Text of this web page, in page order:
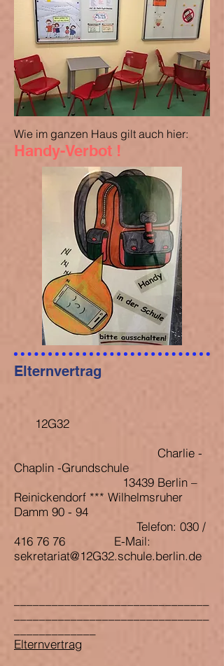
Wie im ganzen Haus gilt auch hier:
Handy-Verbot !
Elternvertrag
12G32
Charlie -
Chaplin -Grundschule
13439 Berlin –
Reinickendorf *** Wilhelmsruher
Damm 90 - 94
Telefon: 030 /
416 76 76 E-Mail:
sekretariat@12G32.schule.berlin.de
Elternvertrag